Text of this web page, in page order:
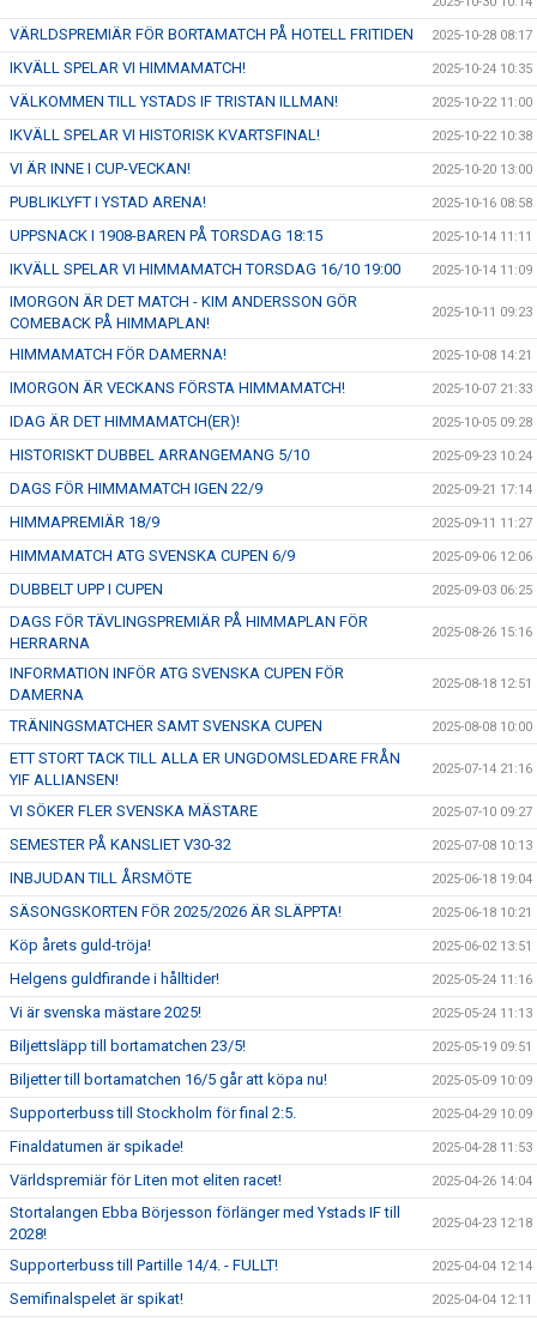
VÄRLDSPREMIÄR FÖR BORTAMATCH PÅ HOTELL FRITIDEN 2025-10-28 08:17
IKVÄLL SPELAR VI HIMMAMATCH! 2025-10-24 10:35
VÄLKOMMEN TILL YSTADS IF TRISTAN ILLMAN! 2025-10-22 11:00
IKVÄLL SPELAR VI HISTORISK KVARTSFINAL! 2025-10-22 10:38
VI ÄR INNE I CUP-VECKAN! 2025-10-20 13:00
PUBLIKLYFT I YSTAD ARENA! 2025-10-16 08:58
UPPSNACK I 1908-BAREN PÅ TORSDAG 18:15 2025-10-14 11:11
IKVÄLL SPELAR VI HIMMAMATCH TORSDAG 16/10 19:00 2025-10-14 11:09
IMORGON ÄR DET MATCH - KIM ANDERSSON GÖR
COMEBACK PÅ HIMMAPLAN!
2025-10-11 09:23
HIMMAMATCH FÖR DAMERNA! 2025-10-08 14:21
IMORGON ÄR VECKANS FÖRSTA HIMMAMATCH! 2025-10-07 21:33
IDAG ÄR DET HIMMAMATCH(ER)! 2025-10-05 09:28
HISTORISKT DUBBEL ARRANGEMANG 5/10 2025-09-23 10:24
DAGS FÖR HIMMAMATCH IGEN 22/9 2025-09-21 17:14
HIMMAPREMIÄR 18/9 2025-09-11 11:27
HIMMAMATCH ATG SVENSKA CUPEN 6/9 2025-09-06 12:06
DUBBELT UPP I CUPEN 2025-09-03 06:25
DAGS FÖR TÄVLINGSPREMIÄR PÅ HIMMAPLAN FÖR
HERRARNA
2025-08-26 15:16
INFORMATION INFÖR ATG SVENSKA CUPEN FÖR
DAMERNA
2025-08-18 12:51
TRÄNINGSMATCHER SAMT SVENSKA CUPEN 2025-08-08 10:00
ETT STORT TACK TILL ALLA ER UNGDOMSLEDARE FRÅN
YIF ALLIANSEN!
2025-07-14 21:16
VI SÖKER FLER SVENSKA MÄSTARE 2025-07-10 09:27
SEMESTER PÅ KANSLIET V30-32 2025-07-08 10:13
INBJUDAN TILL ÅRSMÖTE 2025-06-18 19:04
SÄSONGSKORTEN FÖR 2025/2026 ÄR SLÄPPTA! 2025-06-18 10:21
Köp årets guld-tröja! 2025-06-02 13:51
Helgens guldfirande i hålltider! 2025-05-24 11:16
Vi är svenska mästare 2025! 2025-05-24 11:13
Biljettsläpp till bortamatchen 23/5! 2025-05-19 09:51
Biljetter till bortamatchen 16/5 går att köpa nu! 2025-05-09 10:09
Supporterbuss till Stockholm för final 2:5. 2025-04-29 10:09
Finaldatumen är spikade! 2025-04-28 11:53
Världspremiär för Liten mot eliten racet! 2025-04-26 14:04
Stortalangen Ebba Börjesson förlänger med Ystads IF till
2028!
2025-04-23 12:18
Supporterbuss till Partille 14/4. - FULLT! 2025-04-04 12:14
Semifinalspelet är spikat! 2025-04-04 12:11